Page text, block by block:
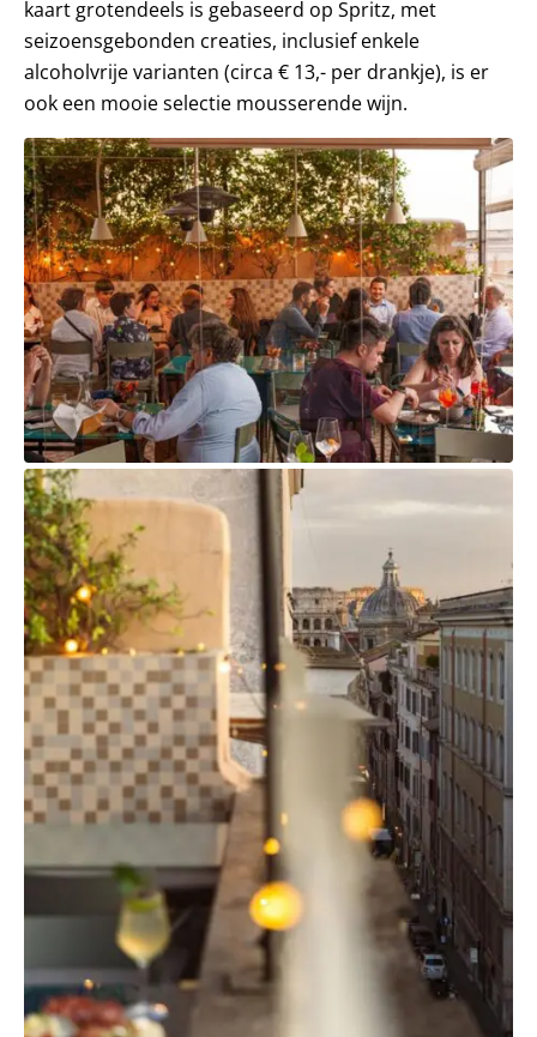
kaart grotendeels is gebaseerd op Spritz, met
seizoensgebonden creaties, inclusief enkele
alcoholvrije varianten (circa € 13,- per drankje), is er
ook een mooie selectie mousserende wijn.